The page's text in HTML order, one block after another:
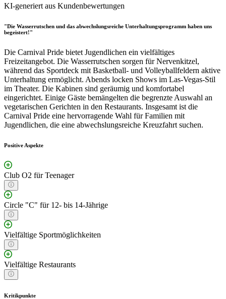
KI-generiert aus Kundenbewertungen
"Die Wasserrutschen und das abwechslungsreiche Unterhaltungsprogramm haben uns
begeistert!"
Die Carnival Pride bietet Jugendlichen ein vielfältiges
Freizeitangebot. Die Wasserrutschen sorgen für Nervenkitzel,
während das Sportdeck mit Basketball- und Volleyballfeldern aktive
Unterhaltung ermöglicht. Abends locken Shows im Las-Vegas-Stil
im Theater. Die Kabinen sind geräumig und komfortabel
eingerichtet. Einige Gäste bemängelten die begrenzte Auswahl an
vegetarischen Gerichten in den Restaurants. Insgesamt ist die
Carnival Pride eine hervorragende Wahl für Familien mit
Jugendlichen, die eine abwechslungsreiche Kreuzfahrt suchen.
Positive Aspekte
Club O2 für Teenager
Circle "C" für 12- bis 14-Jährige
Vielfältige Sportmöglichkeiten
Vielfältige Restaurants
Kritikpunkte